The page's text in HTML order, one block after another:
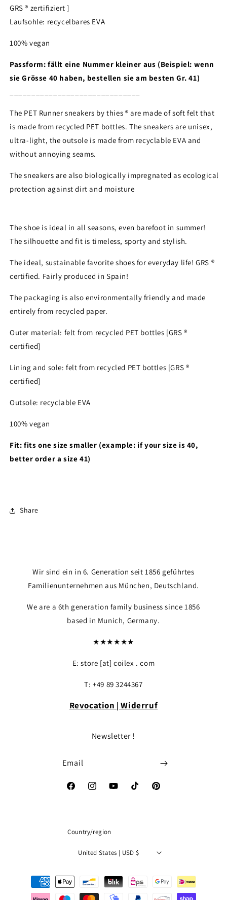
GRS ® zertifiziert ]
Laufsohle: recycelbares EVA
100% vegan
Passform: fällt eine Nummer kleiner aus (Beispiel: wenn
sie Grösse 40 haben, bestellen sie am besten Gr. 41)
The PET Runner sneakers by thies ® are made of soft felt that
is made from recycled PET bottles.The sneakers are unisex,
ultra-light, the outsole is made from recyclable EVA and
without annoying seams.
The sneakers are also biologically impregnated as ecological
protection against dirt and moisture
The shoe is ideal in all seasons, even barefoot in summer!
The silhouette and fit is timeless, sporty and stylish.
The ideal, sustainable favorite shoes for everyday life! GRS ®
certified. Fairly produced in Spain!
The packaging is also environmentally friendly and made
entirely from recycled paper.
Outer material: felt from recycled PET bottles [GRS ®
certified]
Lining and sole: felt from recycled PET bottles [GRS ®
certified]
Outsole: recyclable EVA
100% vegan
Fit: fits one size smaller (example: if your size is 40,
better order a size 41)
Share
Wir sind ein in 6. Generation seit 1856 geführtes
Familienunternehmen aus München, Deutschland.
We are a 6th generation family business since 1856
based in Munich, Germany.
★★★★★★
E: store [at] coilex . com
T: +49 89 3244367
Revocation | Widerruf
Newsletter !
Email
FacebookInstagramYouTubeTikTok Pinterest
Country/region
United States | USD $
Payment
methods
Login required
Log in to your account to add products to your
wishlist and view your previously saved items.